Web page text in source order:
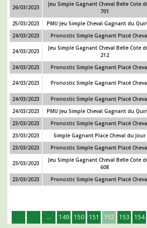
26/03/2023
Jeu Simple Gagnant Cheval Belle Cote
701
25/03/2023 PMU Jeu Simple Cheval Gagnant du
24/03/2023
Pronostic Simple Gagnant Placé
24/03/2023
Jeu Simple Gagnant Cheval Belle Cote
212
24/03/2023 Pronostic Simple Gagnant Placé
24/03/2023 Pronostic Simple Gagnant Placé
24/03/2023
Pronostic Simple Gagnant Placé
24/03/2023
PMU Jeu Simple Cheval Gagnant du
23/03/2023
Pronostic Simple Gagnant Placé
23/03/2023
Simple Gagnant Place Cheval du Jour
23/03/2023
Pronostic Simple Gagnant Placé
23/03/2023
Jeu Simple Gagnant Cheval Belle Cote
608
23/03/2023 Pronostic Simple Gagnant Placé
... 149 150 151 152 153 154